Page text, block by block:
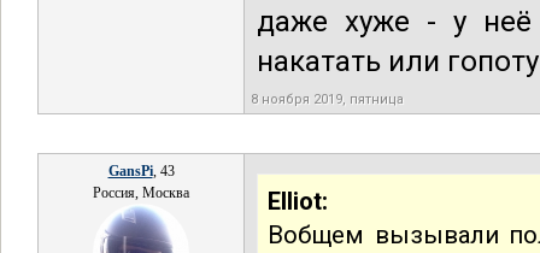
даже хуже - у неё
накатать или
8 ноября 2019, пятница
GansPi, 43
Россия, Москва
Elliot:
Вобщем вызывали